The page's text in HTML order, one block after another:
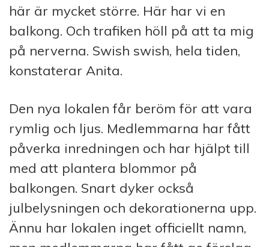
här är mycket större. Här har vi en
balkong. Och trafiken höll på att ta mig
på nerverna. Swish swish, hela tiden,
konstaterar Anita.
Den nya lokalen får beröm för att vara
rymlig och ljus. Medlemmarna har fått
påverka inredningen och har hjälpt till
med att plantera blommor på
balkongen. Snart dyker också
julbelysningen och dekorationerna upp.
Ännu har lokalen inget officiellt namn,